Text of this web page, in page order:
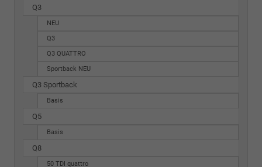
Q3
NEU
Q3
Q3 QUATTRO
Sportback NEU
Q3 Sportback
Basis
Q5
Basis
Q8
50 TDI quattro